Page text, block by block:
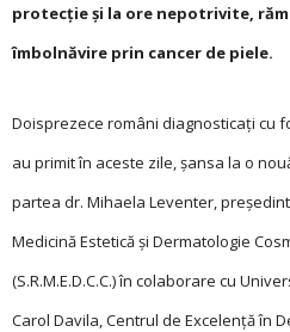
protecție și la ore nepotrivite,
îmbolnăvire prin cancer de piele.
Doisprezece români diagnosticați cu
au primit în aceste zile, șansa la o
partea dr. Mihaela Leventer,
Medicină Estetică și Dermatologie
(S.R.M.E.D.C.C.) în colaborare cu
Carol Davila, Centrul de Excelență în